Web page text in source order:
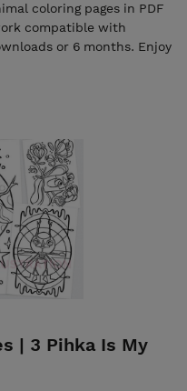
coloring pages in PDF
compatible with
or 6 months. Enjoy
| 3 Pihka Is My